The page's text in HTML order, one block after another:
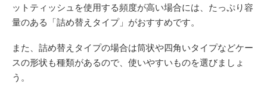
ットティッシュを使用する頻度が高い場合には、たっぷり容
量のある「詰め替えタイプ」がおすすめです。
また、詰め替えタイプの場合は筒状や四角いタイプなどケー
スの形状も種類があるので、使いやすいものを選びましょ
う。